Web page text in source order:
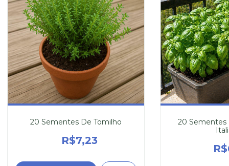
20 Sementes De Tomilho
R$7,23
20 Sementes